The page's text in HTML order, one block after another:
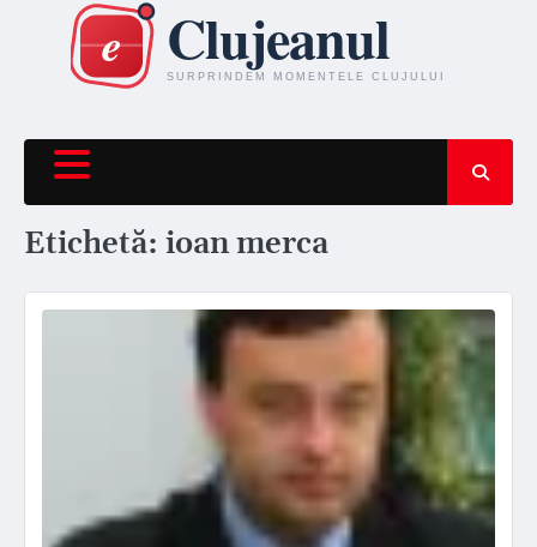
content
Etichetă: ioan merca